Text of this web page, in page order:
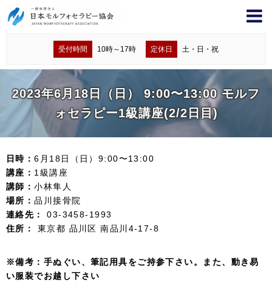
受付時間 10時～17時 定休日 土・日・祝
2023年6月18日（日） 9:00〜13:00 モルフ
ォセラピー1級講座(2/2日目)
日時：6月18日（日）9:00〜13:00
講座： 1級講座
講師：小林隼人
場所：品川接骨院
連絡先：
03-3458-1993
住所：
東京都 品川区 南品川4-17-8
※備考：手ぬぐい、筆記用具をご持参下さい。また、動き易
い服装でお越し下さい